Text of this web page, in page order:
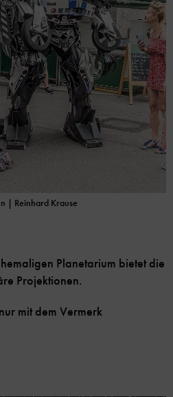
| Reinhard Krause
Planetarium bietet die
Projektionen.
mit dem Vermerk